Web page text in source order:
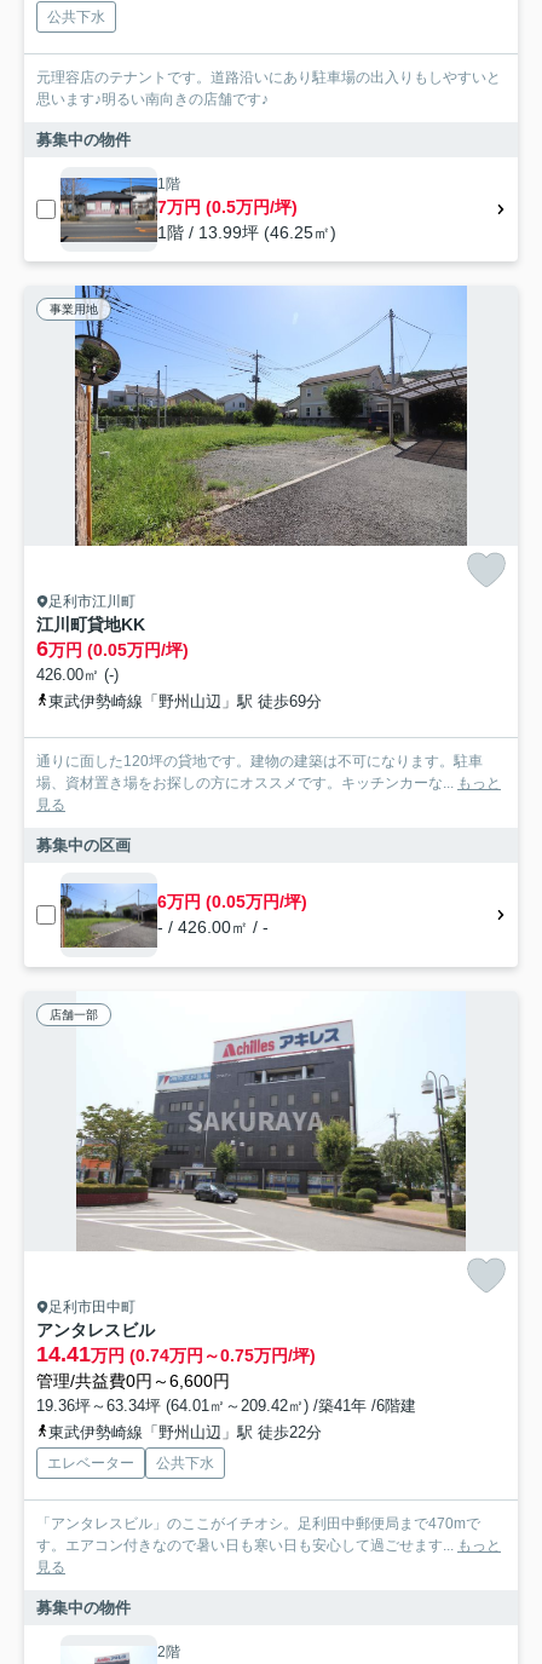
公共下水
元理容店のテナントです。道路沿いにあり駐車場の出入りもしやすいと
思います♪明るい南向きの店舗です♪
募集中の物件
1階
7万円 (0.5万円/坪)
1階 / 13.99坪 (46.25㎡)
事業用地
足利市江川町
江川町貸地KK
6万円 (0.05万円/坪)
426.00㎡ (-)
東武伊勢崎線「野州山辺」駅 徒歩69分
通りに面した120坪の貸地です。建物の建築は不可になります。駐車
場、資材置き場をお探しの方にオススメです。キッチンカーな... もっと
見る
募集中の区画
6万円 (0.05万円/坪)
- / 426.00㎡ / -
店舗一部
足利市田中町
アンタレスビル
14.41万円 (0.74万円～0.75万円/坪)
管理/共益費0円～6,600円
19.36坪～63.34坪 (64.01㎡～209.42㎡) /築41年 /6階建
東武伊勢崎線「野州山辺」駅 徒歩22分
エレベーター 公共下水
「アンタレスビル」のここがイチオシ。足利田中郵便局まで470mで
す。エアコン付きなので暑い日も寒い日も安心して過ごせます... もっと
見る
募集中の物件
2階